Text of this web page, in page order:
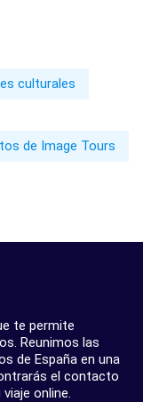
culturales
de Image Tours
te permite
Reunimos las
de España en una
el contacto
online.